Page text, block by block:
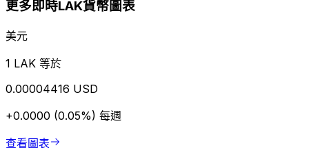
更多即時LAK貨幣圖表
美元
1 LAK 等於
0.00004416 USD
+0.0000 (0.05%) 每週
查看圖表